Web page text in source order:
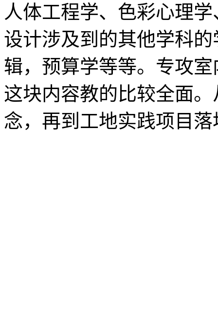
人体工程学、色彩心理
设计涉及到的其他学科
辑，预算学等等。专攻
这块内容教的比较全面
念，再到工地实践项目落